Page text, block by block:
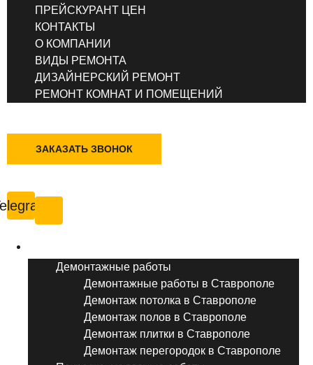
ПРЕЙСКУРАНТ ЦЕН
КОНТАКТЫ
О КОМПАНИИ
ВИДЫ РЕМОНТА
ДИЗАЙНЕРСКИЙ РЕМОНТ
РЕМОНТ КОМНАТ И ПОМЕЩЕНИЙ
ЗАКАЗАТЬ ЗВОНОК
Демонтажные работы
Демонтажные работы в Ставрополе
Демонтаж потолка в Ставрополе
Демонтаж полов в Ставрополе
Демонтаж плитки в Ставрополе
Демонтаж перегородок в Ставрополе